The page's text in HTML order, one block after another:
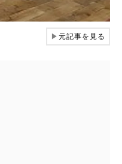
▶元記事を見る